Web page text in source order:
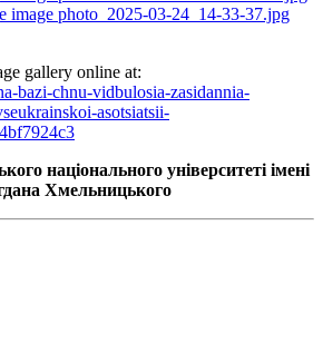
gallery online at:
bazi-chnu-vidbulosia-zasidannia-
asotsiatsii-
національного університеті імені
Хмельницького